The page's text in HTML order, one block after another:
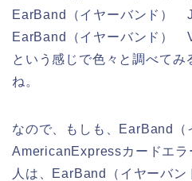
EarBand（イヤーバンド）
EarBand（イヤーバンド）
という感じで色々と調べてみ
ね。
なので、もしも、EarBand（
AmericanExpressカードエラ
人は、EarBand（イヤーバン